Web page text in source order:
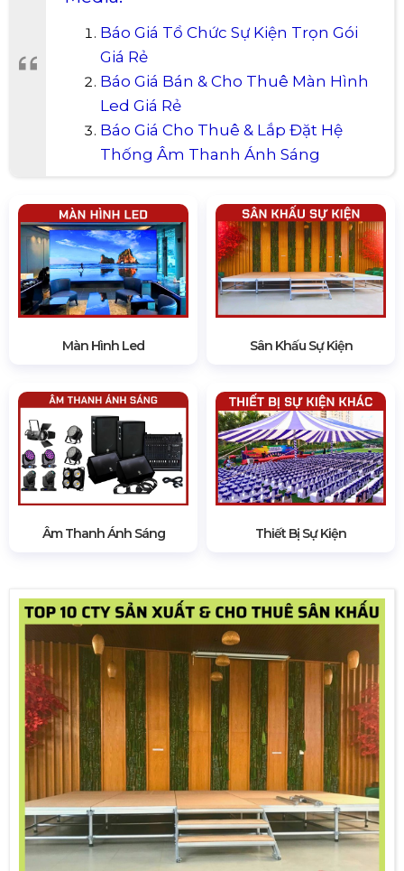
Báo Giá Tổ Chức Sự Kiện Trọn Gói
Giá Rẻ
Báo Giá Bán & Cho Thuê Màn Hình
Led Giá Rẻ
Báo Giá Cho Thuê & Lắp Đặt Hệ
Thống Âm Thanh Ánh Sáng
Màn Hình Led Sân Khấu Sự Kiện
Âm Thanh Ánh Sáng Thiết Bị Sự Kiện